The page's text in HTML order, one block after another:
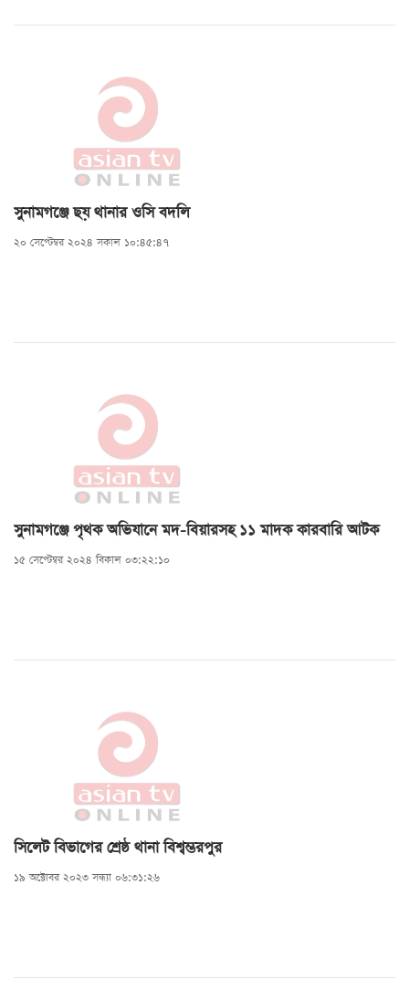
সুনামগঞ্জে ছয় থানার ওসি বদলি
২০ সেপ্টেম্বর ২০২৪ সকাল ১০:৪৫:৪৭
সুনামগঞ্জে পৃথক অভিযানে মদ-বিয়ারসহ ১১ মাদক কারবারি আটক
১৫ সেপ্টেম্বর ২০২৪ বিকাল ০৩:২২:১০
সিলেট বিভাগের শ্রেষ্ঠ থানা বিশ্বম্ভরপুর
১৯ অক্টোবর ২০২৩ সন্ধ্যা ০৬:৩১:২৬